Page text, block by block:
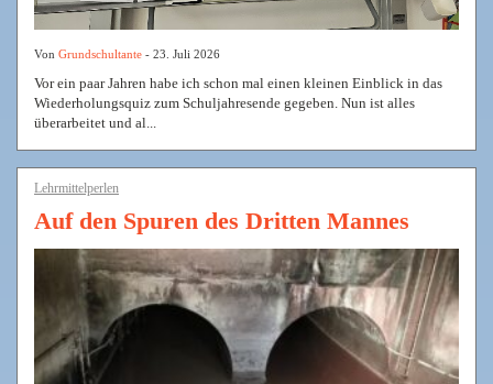
Von Grundschultante - 23. Juli 2026
Vor ein paar Jahren habe ich schon mal einen kleinen Einblick in das
Wiederholungsquiz zum Schuljahresende gegeben. Nun ist alles
überarbeitet und al...
Lehrmittelperlen
Auf den Spuren des Dritten Mannes